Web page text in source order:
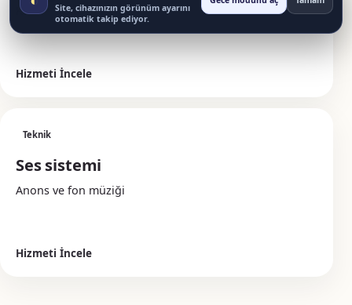
Karşılama ve yönlendirme
Hizmeti İncele
Teknik
Ses sistemi
Anons ve fon müziği
Hizmeti İncele
Site, cihazınızın görünüm ayarını
otomatik takip ediyor.